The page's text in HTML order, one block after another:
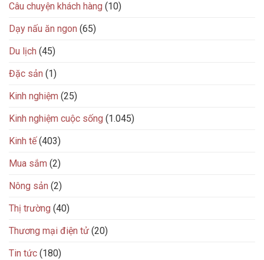
Câu chuyện khách hàng (10)
Dạy nấu ăn ngon (65)
Du lịch (45)
Đặc sản (1)
Kinh nghiệm (25)
Kinh nghiệm cuộc sống (1.045)
Kinh tế(403)
Mua sắm (2)
Nông sản (2)
Thị trường (40)
Thương mại điện tử (20)
Tin tức (180)